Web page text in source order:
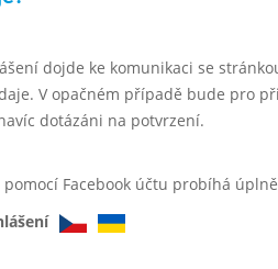
dojde ke komunikaci se
V opačném případě bude pro
dotázáni na potvrzení.
Facebook účtu probíhá